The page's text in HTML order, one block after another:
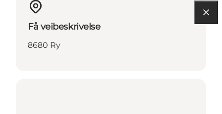
Få veibeskrivelse
8680 Ry